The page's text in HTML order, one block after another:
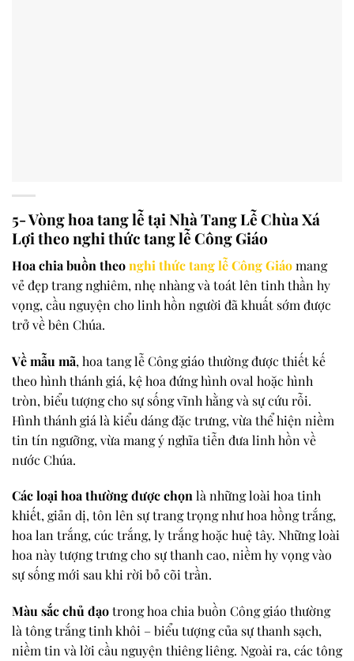
5- Vòng hoa tang lễ tại Nhà Tang Lễ Chùa Xá
Lợi theo nghi thức tang lễ Công Giáo
Hoa chia buồn theonghi thức tang lễ Công Giáomang
vẻ đẹp trang nghiêm, nhẹ nhàng và toát lên tinh thần hy
vọng, cầu nguyện cho linh hồn người đã khuất sớm được
trở về bên Chúa.
Về mẫu mã, hoa tang lễ Công giáo thường được thiết kế
theo hình thánh giá, kệ hoa đứng hình oval hoặc hình
tròn, biểu tượng cho sự sống vĩnh hằng và sự cứu rỗi.
Hình thánh giá là kiểu dáng đặc trưng, vừa thể hiện niềm
tin tín ngưỡng, vừa mang ý nghĩa tiễn đưa linh hồn về
nước Chúa.
Các loại hoa thường được chọnlà những loài hoa tinh
khiết, giản dị, tôn lên sự trang trọng như hoa hồng trắng,
hoa lan trắng, cúc trắng, ly trắng hoặc huệ tây. Những loài
hoa này tượng trưng cho sự thanh cao, niềm hy vọng vào
sự sống mới sau khi rời bỏ cõi trần.
Màu sắc chủ đạotrong hoa chia buồn Công giáo thường
là tông trắng tinh khôi – biểu tượng của sự thanh sạch,
niềm tin và lời cầu nguyện thiêng liêng. Ngoài ra, các tông